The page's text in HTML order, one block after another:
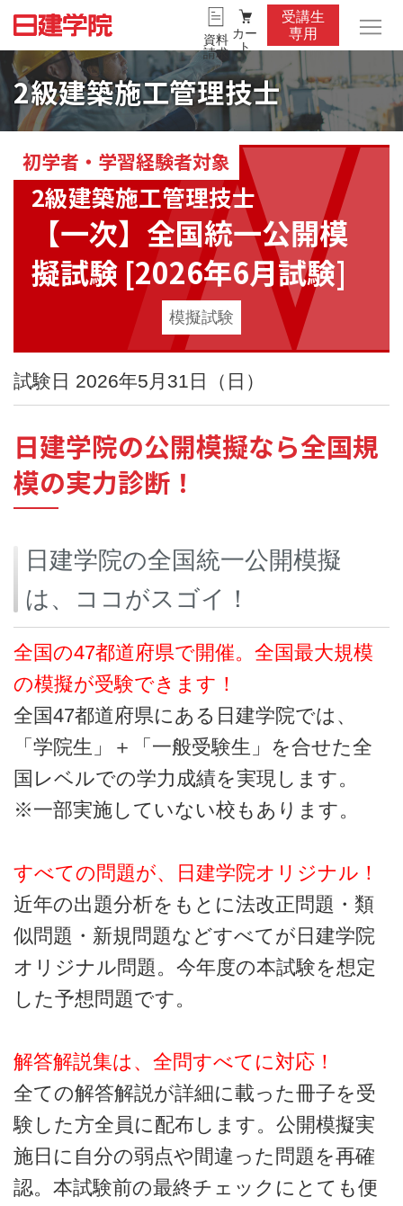
資料
請求
カー
ト
受講生
専用
2級建築施工管理技士
初学者・学習経験者対象
2級建築施工管理技士
【一次】全国統一公開模
擬試験 [2026年6月試験]
模擬試験
試験日 2026年5月31日（日）
日建学院の公開模擬なら全国規
模の実力診断！
日建学院の全国統一公開模擬
は、ココがスゴイ！
全国の47都道府県で開催。全国最大規模
の模擬が受験できます！
全国47都道府県にある日建学院では、
「学院生」＋「一般受験生」を合せた全
国レベルでの学力成績を実現します。
※一部実施していない校もあります。
すべての問題が、日建学院オリジナル！
近年の出題分析をもとに法改正問題・類
似問題・新規問題などすべてが日建学院
オリジナル問題。今年度の本試験を想定
した予想問題です。
解答解説集は、全問すべてに対応！
全ての解答解説が詳細に載った冊子を受
験した方全員に配布します。公開模擬実
施日に自分の弱点や間違った問題を再確
認。本試験前の最終チェックにとても便